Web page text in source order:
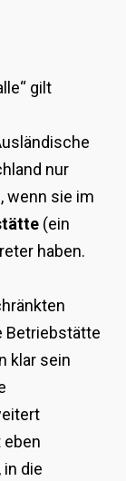
gilt
nur
wenn sie im
(ein
haben.
Betriebstätte
klar sein
die